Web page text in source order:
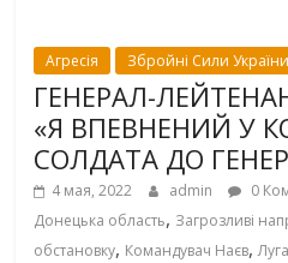
Агресія Збройні Сили України
ГЕНЕРАЛ-
«Я ВПЕВНЕНИЙ У
СОЛДАТА ДО
4 мая, 2022 admin 0
Донецька область, Загрозливі
обстановку, Командувач Наєв,